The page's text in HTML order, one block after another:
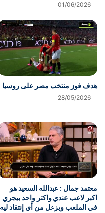
01/06/2026
هدف فوز منتخب مصر على روسيا
28/05/2026
معتمد جمال : عبدالله السعيد هو
اكبر لاعب عندي واكتر واحد بيجري
في الملعب وبزعل من أي إنتقاد ليه